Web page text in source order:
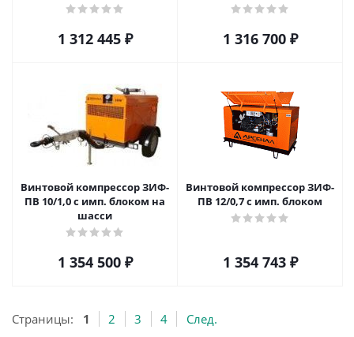
1 312 445₽ 1 316 700₽
Винтовой компрессор ЗИФ-
ПВ 10/1,0 с имп. блоком на
шасси
1 354 500₽
Винтовой компрессор ЗИФ-
ПВ 12/0,7 с имп. блоком
1 354 743₽
Страницы: 1 2 3 4 След.